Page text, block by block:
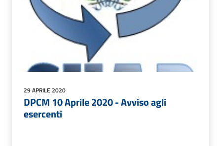
29 APRILE 2020
DPCM 10 Aprile 2020 - Avviso agli
esercenti